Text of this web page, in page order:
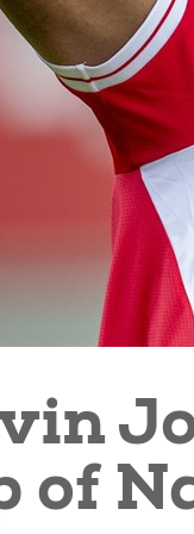
of